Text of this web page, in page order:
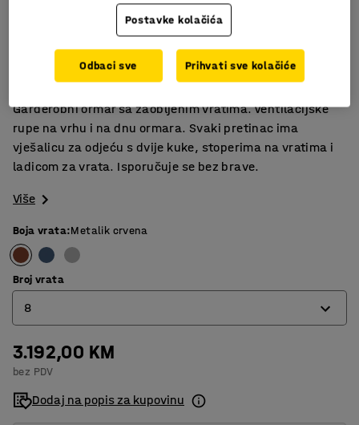
2 okomita pretinca
Dobro opremljen
Zaobljena, lakirana vrata
Garderobni ormar sa zaobljenim vratima. Ventilacijske
rupe na vrhu i na dnu ormara. Svaki pretinac ima
vješalicu za odjeću s dvije kuke, stoperima na vratima i
ladicom za vrata. Isporučuje se bez brave.
Više
Boja vrata:Metalik crvena
Broj vrata
8
4
6
8
3.192,00 KM
bez PDV
Dodaj na popis za kupovinu
Postavke kolačića
Odbaci sve Prihvati sve kolačiće